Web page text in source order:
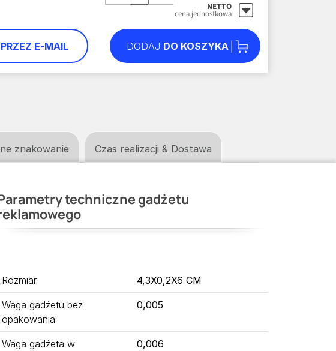
techniczne gadżetu
Rozmiar 4,3X0,2X6 CM
Waga gadżetu bez
opakowania
0,005
Waga gadżeta w
0,006
znakowanie Czas realizacji & Dostawa
NETTO
cena jednostkowa
PRZEZ E-MAIL DODAJ DO KOSZYKA